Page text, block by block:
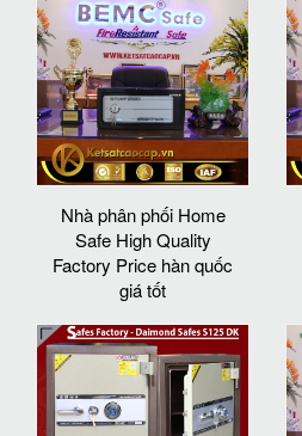
Nhà phân phối Home
Safe High Quality
Factory Price hàn quốc
giá tốt